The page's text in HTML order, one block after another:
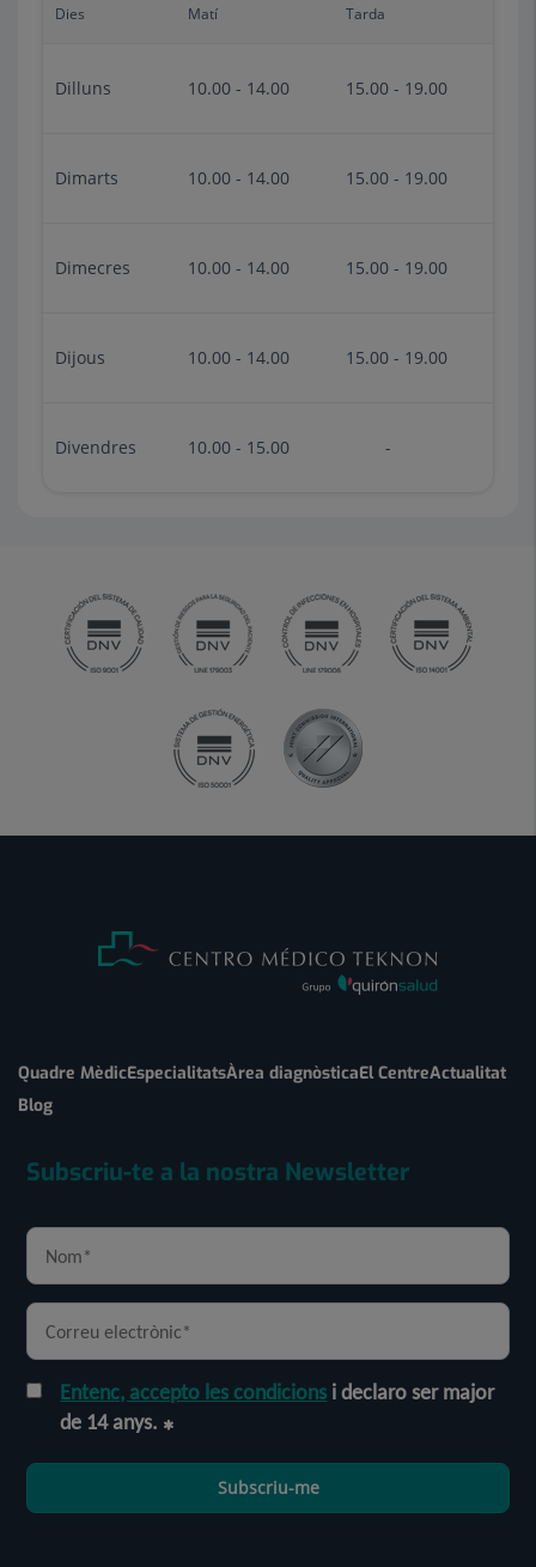
Dies Matí Tarda
Dilluns 10.00 - 14.00 15.00 - 19.00
Dimarts 10.00 - 14.00 15.00 - 19.00
Dimecres 10.00 - 14.00 15.00 - 19.00
Dijous 10.00 - 14.00 15.00 - 19.00
Divendres 10.00 - 15.00 -
Quadre MèdicEspecialitatsÀrea diagnòsticaEl CentreActualitat
Blog
Subscriu-te a la nostra Newsletter
Entenc, accepto les condicions i declaro ser major
de 14 anys.
Subscriu-me